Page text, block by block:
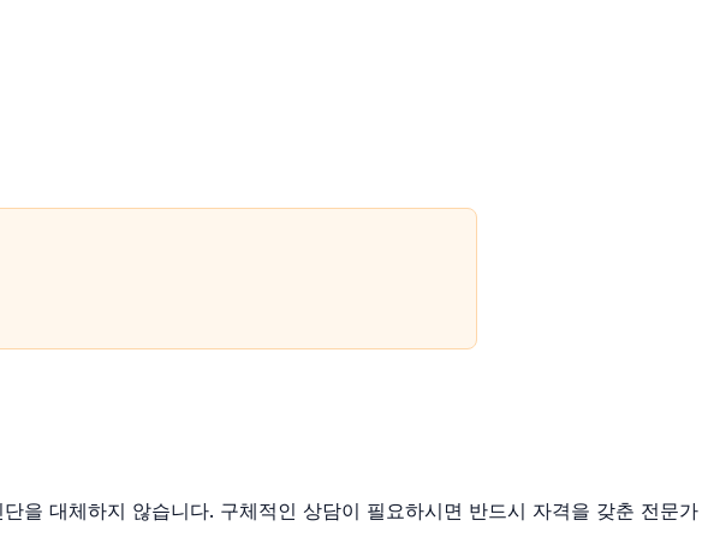
을 대체하지 않습니다. 구체적인 상담이 필요하시면 반드시 자격을 갖춘 전문가